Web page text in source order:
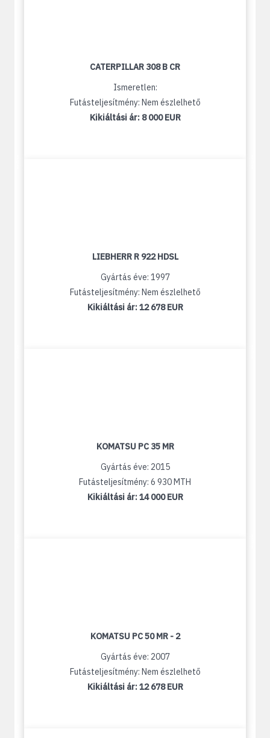
CATERPILLAR 308 B CR
Ismeretlen:
Futásteljesítmény: Nem észlelhető
Kikiáltási ár: 8 000 EUR
LIEBHERR R 922 HDSL
Gyártás éve: 1997
Futásteljesítmény: Nem észlelhető
Kikiáltási ár:12 678 EUR
KOMATSU PC 35 MR
Gyártás éve: 2015
Futásteljesítmény: 6 930 MTH
Kikiáltási ár:14 000 EUR
KOMATSU PC 50 MR - 2
Gyártás éve: 2007
Futásteljesítmény: Nem észlelhető
Kikiáltási ár:12 678 EUR